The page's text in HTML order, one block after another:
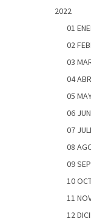
2022
01
02
03
04
05
06
07
08
09
10
11
12